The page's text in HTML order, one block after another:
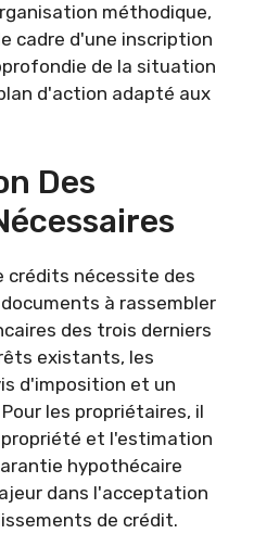
méthodique,
cadre d'une inscription
de la situation
d'action adapté aux
Des
crédits nécessite des
à rassembler
des trois derniers
existants, les
d'imposition et un
les propriétaires, il
et l'estimation
hypothécaire
dans l'acceptation
de crédit.